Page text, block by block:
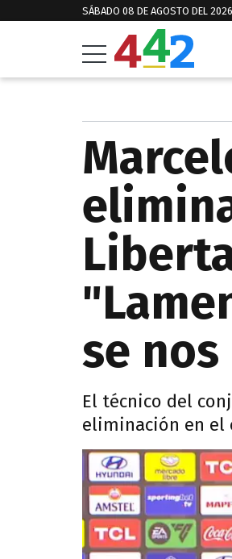
SÁBADO 08 DE AGOSTO DEL 2026
se
El técnico del
eliminación en el